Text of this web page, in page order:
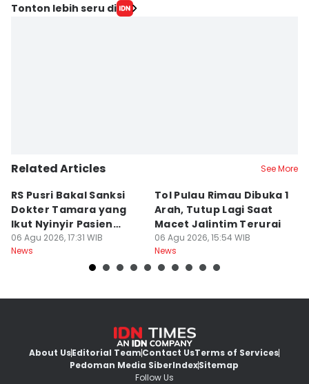
Tonton lebih seru di
Related Articles See More
RS Pusri Bakal Sanksi
Dokter Tamara yang
Ikut Nyinyir Pasien
Yurizal
06 Agu 2026, 17:31 WIB
News
Tol Pulau Rimau Dibuka 1
Arah, Tutup Lagi Saat
Macet Jalintim Terurai
06 Agu 2026, 15:54 WIB
News
About UsEditorial TeamContact UsTerms of Services
Pedoman Media SiberIndexSitemap
Follow Us